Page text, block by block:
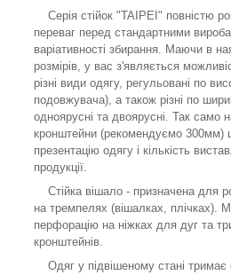
Серія стійок "TAIPEI" повністю
переваг перед стандартними
варіативності збирання. Маючи в
розмірів, у вас з'являється
різні види одягу, регульовані по
подовжувача), а також різні по
одноярусні та двоярусні. Так само
кронштейни (рекомендуємо 300мм)
презентацію одягу і кількість
продукції.
Стійка вішало - призначена для
на тремпелях (вішалках, плічках).
перфорацію на ніжках для дуг та
кронштейнів.
Одяг у підвішеному стані